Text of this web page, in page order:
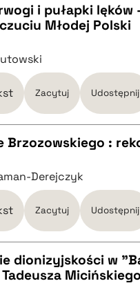
i pułapki lęków
Młodej Polski
Zacytuj Udostępnij
Brzozowskiego :
Derejczyk
Zacytuj Udostępnij
dionizyjskości w
Micińskiego